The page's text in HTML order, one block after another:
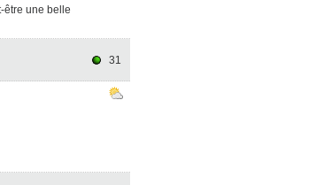
être une belle
31